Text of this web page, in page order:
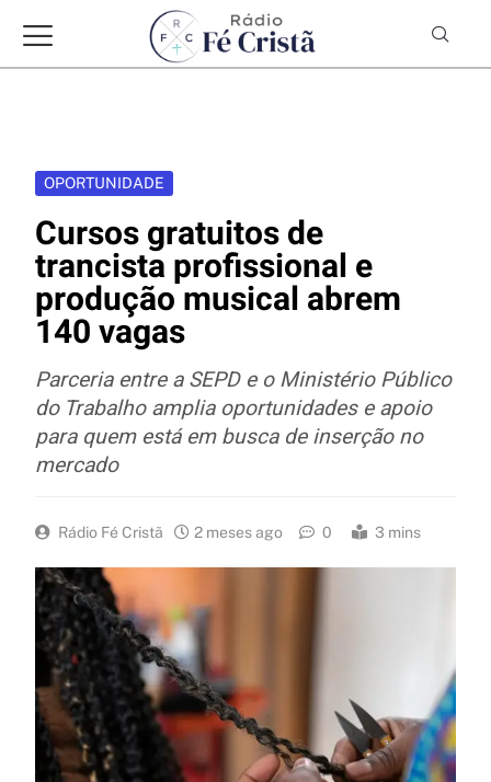
OPORTUNIDADE
Cursos gratuitos de
trancista profissional e
produção musical abrem
140 vagas
Parceria entre a SEPD e o Ministério Público
do Trabalho amplia oportunidades e apoio
para quem está em busca de inserção no
mercado
Rádio Fé Cristã 2 meses ago 0 3 mins